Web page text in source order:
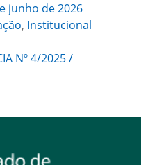
junho de 2026
, Institucional
Nº 4/2025 /